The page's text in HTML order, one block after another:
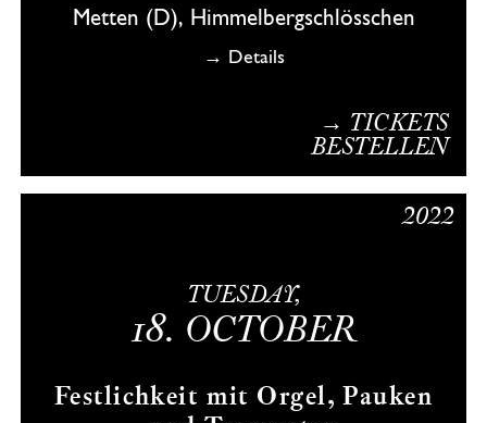
Metten (D), Himmelbergschlösschen
→ Details
→ TICKETS
BESTELLEN
TUESDAY,
18. OCTOBER
2022
Festlichkeit mit Orgel, Pauken